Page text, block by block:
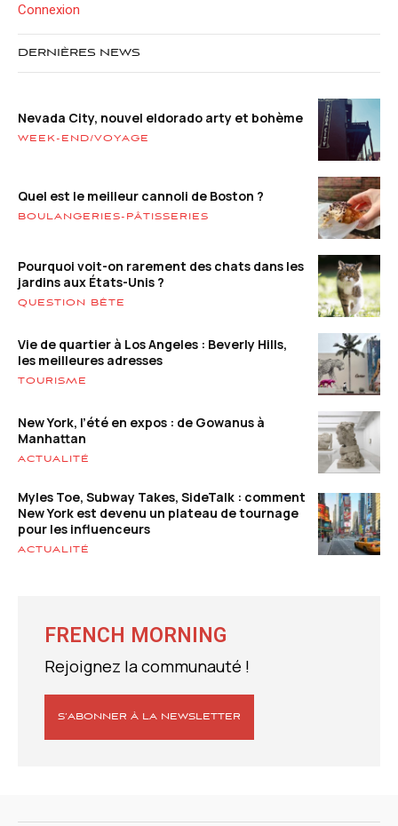
Connexion
DERNIÈRES NEWS
Nevada City, nouvel eldorado arty et bohème
WEEK-END/VOYAGE
Quel est le meilleur cannoli de Boston ?
BOULANGERIES-PÂTISSERIES
Pourquoi voit-on rarement des chats dans les
jardins aux États-Unis ?
QUESTION BÊTE
Vie de quartier à Los Angeles : Beverly Hills,
les meilleures adresses
TOURISME
New York, l’été en expos : de Gowanus à
Manhattan
ACTUALITÉ
Myles Toe, Subway Takes, SideTalk : comment
New York est devenu un plateau de tournage
pour les influenceurs
ACTUALITÉ
FRENCH MORNING
Rejoignez la communauté !
S’ABONNER À LA NEWSLETTER